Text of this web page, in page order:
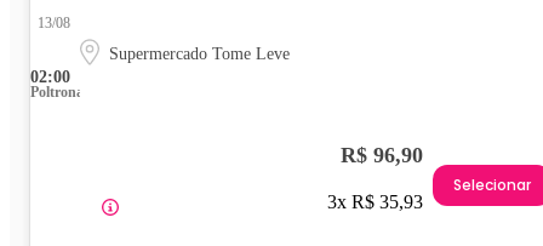
02:00
13/08
Supermercado Tome Leve
Poltrona
R$ 96,90
3x R$ 35,93
Selecionar